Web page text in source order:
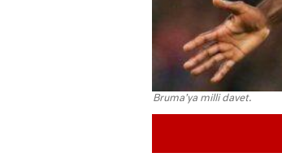
Bruma'ya milli davet.